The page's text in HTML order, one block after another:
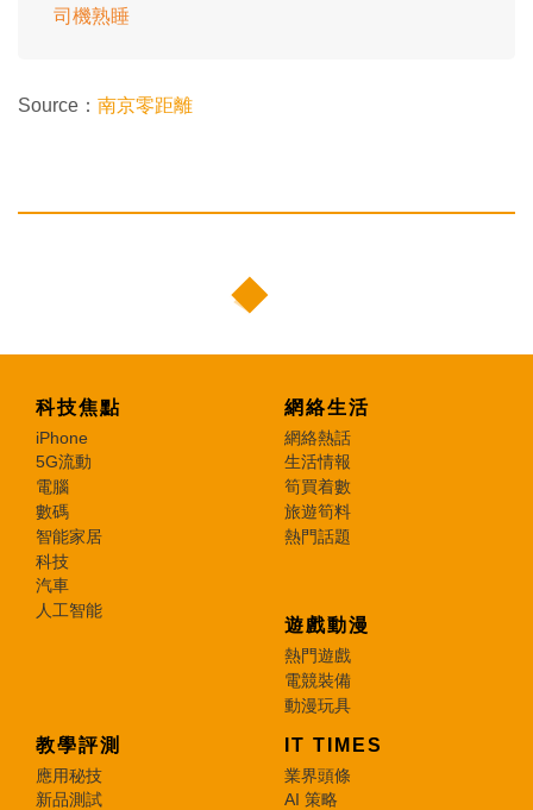
司機熟睡
Source： 南京零距離
科技焦點
iPhone
5G流動
電腦
數碼
智能家居
科技
汽車
人工智能
網絡生活
網絡熱話
生活情報
筍買着數
旅遊筍料
熱門話題
遊戲動漫
熱門遊戲
電競裝備
動漫玩具
教學評測
應用秘技
新品測試
IT TIMES
業界頭條
AI 策略